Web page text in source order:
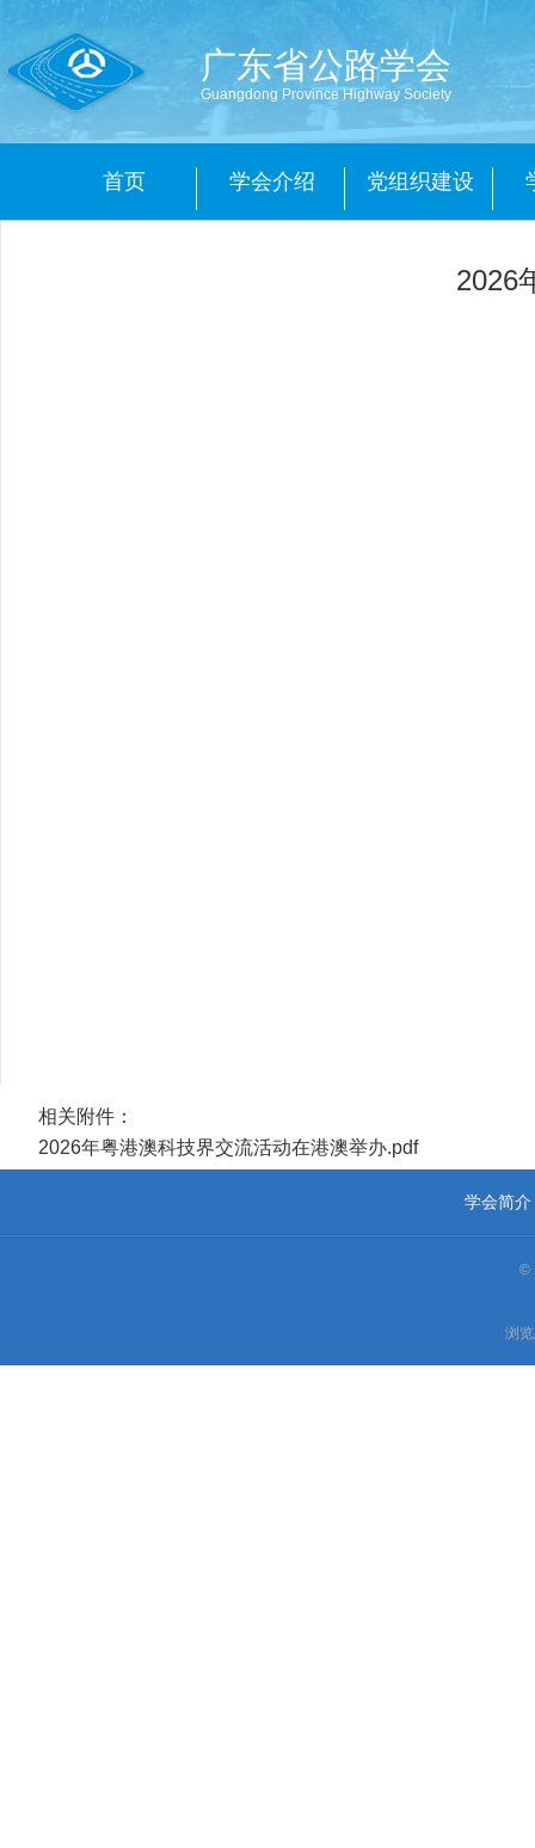
广东省公路学会
Guangdong Province Highway Society
首页 学会介绍 党组织建设
2026
相关附件：
2026年粤港澳科技界交流活动在港澳举办.pdf
学会简介
©
浏